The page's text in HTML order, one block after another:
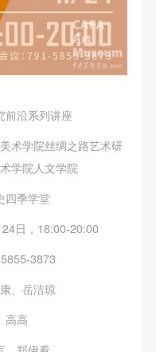
前沿系列讲座
术学院丝绸之路艺术研
学院人文学院
四季学堂
日，18:00-20:00
3873
、岳洁琼
高高